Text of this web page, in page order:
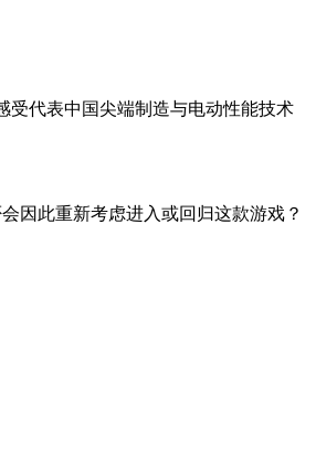
受代表中国尖端制造与电动性能技术
因此重新考虑进入或回归这款游戏？